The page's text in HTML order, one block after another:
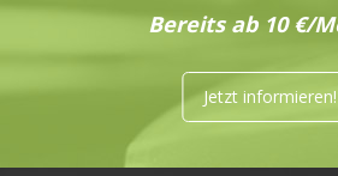
Bereits ab 10 €/
Jetzt informieren!